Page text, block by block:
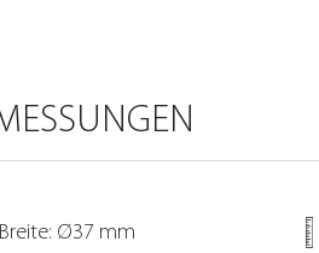
Breite: Ø37 mm